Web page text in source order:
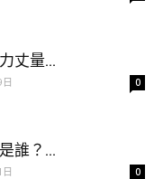
丈量...
0
誰？...
0